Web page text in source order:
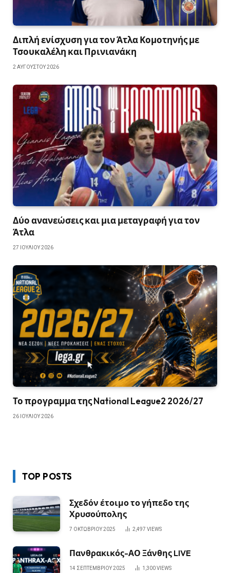
Διπλή ενίσχυση για τον Άτλα Κομοτηνής με
Τσουκαλέλη και Πρινιανάκη
2 ΑΥΓΟΎΣΤΟΥ 2026
Δύο ανανεώσεις και μια μεταγραφή για τον
Άτλα
27 ΙΟΥΛΊΟΥ 2026
Το προγραμμα της National League2 2026/27
26 ΙΟΥΛΊΟΥ 2026
TOP POSTS
Σχεδόν έτοιμο το γήπεδο της
Χρυσούπολης
7 ΟΚΤΩΒΡΊΟΥ 2025 2,497 VIEWS
Πανθρακικός-ΑΟ Ξάνθης LIVE
14 ΣΕΠΤΕΜΒΡΊΟΥ 2025 1,300VIEWS